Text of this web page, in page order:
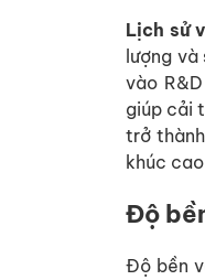
Lịch sử
lượng
vào
giúp cải
trở
khúc
Độ
Độ bền